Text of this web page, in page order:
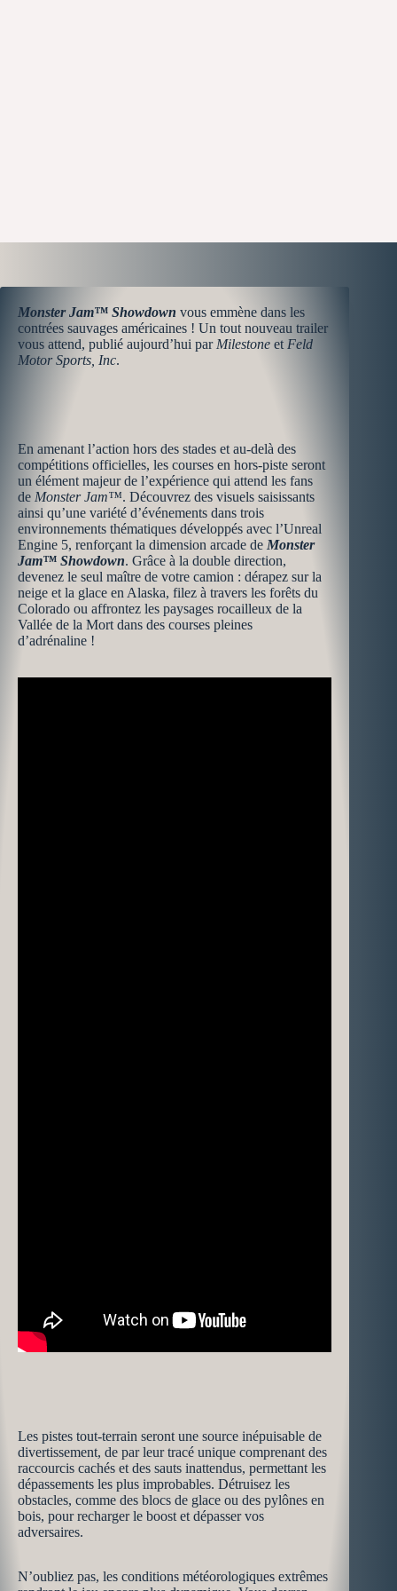
Monster Jam™ Showdown vous emmène dans les
contrées sauvages américaines ! Un tout nouveau trailer
vous attend, publié aujourd’hui par Milestone et Feld
Motor Sports, Inc.
En amenant l’action hors des stades et au-delà des
compétitions officielles, les courses en hors-piste seront
un élément majeur de l’expérience qui attend les fans
de Monster Jam™. Découvrez des visuels saisissants
ainsi qu’une variété d’événements dans trois
environnements thématiques développés avec l’Unreal
Engine 5, renforçant la dimension arcade de Monster
Jam™ Showdown. Grâce à la double direction,
devenez le seul maître de votre camion : dérapez sur la
neige et la glace en Alaska, filez à travers les forêts du
Colorado ou affrontez les paysages rocailleux de la
Vallée de la Mort dans des courses pleines
d’adrénaline !
Les pistes tout-terrain seront une source inépuisable de
divertissement, de par leur tracé unique comprenant des
raccourcis cachés et des sauts inattendus, permettant les
dépassements les plus improbables. Détruisez les
obstacles, comme des blocs de glace ou des pylônes en
bois, pour recharger le boost et dépasser vos
adversaires.
N’oubliez pas, les conditions météorologiques extrêmes